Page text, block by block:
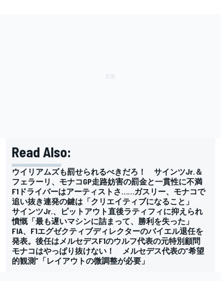
Read Also:
ウイリアムズも罰せられるべきだろ！ サインツJr.＆
フェラーリ、モナコGP走路妨害の罰金と一貫性に不満
F1ドライバーはアーティストさ……ガスリー、モナコで
追い抜き連発の鍵は「クリエイティブになること」
サインツJr.、ピットアウト直後ラティフィに抑えられ
憤慨「最も遅いマシンに詰まって、勝利を失った」
FIA、F1エグゼクティブディレクターのバイエル退任を
発表。後任はメルセデスF1のウルフ代表の元特別顧問
モナコはやっぱり抜けない！ メルセデス代表の”希望
的観測”「レイアウトの微調整が必要」